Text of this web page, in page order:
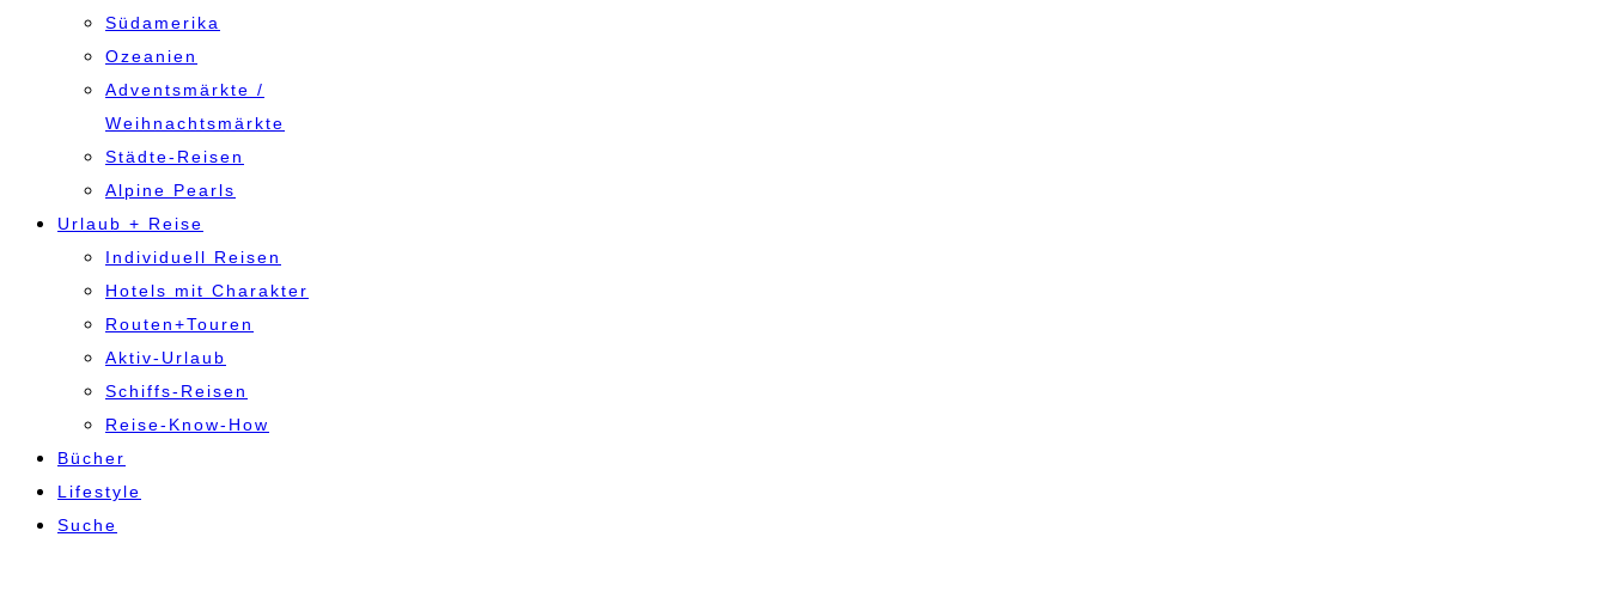
Südamerika
Ozeanien
Adventsmärkte /
Weihnachtsmärkte
Städte-Reisen
Alpine Pearls
Urlaub + Reise
Individuell Reisen
Hotels mit Charakter
Routen+Touren
Aktiv-Urlaub
Schiffs-Reisen
Reise-Know-How
Bücher
Lifestyle
Suche